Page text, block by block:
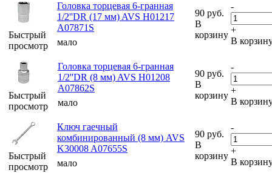
Быстрый
просмотр
Головка торцевая 6-гранная
1/2''DR (17 мм) AVS H01217
A07871S
мало
90 руб.
В
корзину
-
+
В
Быстрый
просмотр
Головка торцевая 6-гранная
1/2''DR (8 мм) AVS H01208
A07862S
мало
90 руб.
В
корзину
-
+
В
Быстрый
просмотр
Ключ гаечный
комбинированный (8 мм) AVS
K30008 A07655S
мало
90 руб.
В
корзину
-
+
В